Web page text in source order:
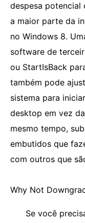
despesa potencial
a maior parte da
no Windows 8.
software de
ou StartIsBack
também pode
sistema para
desktop em vez
mesmo tempo,
embutidos que
com outros que
Why Not
Se você